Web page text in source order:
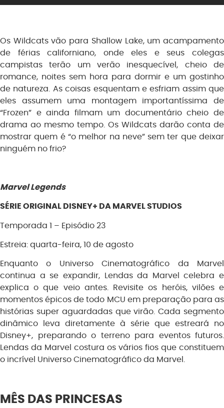
Os Wildcats vão para Shallow Lake, um acampamento
de férias californiano, onde eles e seus colegas
campistas terão um verão inesquecível, cheio de
romance, noites sem hora para dormir e um gostinho
de natureza. As coisas esquentam e esfriam assim que
eles assumem uma montagem importantíssima de
“Frozen” e ainda filmam um documentário cheio de
drama ao mesmo tempo. Os Wildcats darão conta de
mostrar quem é “o melhor na neve” sem ter que deixar
ninguém no frio?
Marvel Legends
SÉRIE ORIGINAL DISNEY+ DA MARVEL STUDIOS
Temporada 1 – Episódio 23
Estreia: quarta-feira, 10 de agosto
Enquanto o Universo Cinematográfico da Marvel
continua a se expandir, Lendas da Marvel celebra e
explica o que veio antes. Revisite os heróis, vilões e
momentos épicos de todo MCU em preparação para as
histórias super aguardadas que virão. Cada segmento
dinâmico leva diretamente à série que estreará no
Disney+, preparando o terreno para eventos futuros.
Lendas da Marvel costura os vários fios que constituem
o incrível Universo Cinematográfico da Marvel.
MÊS DAS PRINCESAS